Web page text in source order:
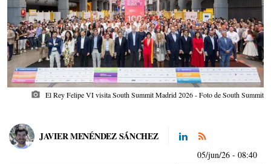
photo_camera El Rey Felipe VI visita South Summit Madrid 2026 - Foto de South Summit
JAVIER MENÉNDEZ SÁNCHEZ
05/jun/26 - 08:40